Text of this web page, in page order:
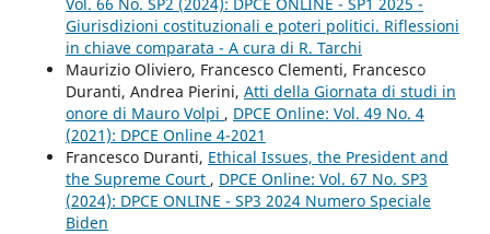
Giurisdizioni costituzionali e poteri politici. Riflessioni
in chiave comparata - A cura di R. Tarchi
Maurizio Oliviero, Francesco Clementi, Francesco
Duranti, Andrea Pierini, Atti della Giornata di studi in
onore di Mauro Volpi , DPCE Online: Vol. 49 No. 4
(2021): DPCE Online 4-2021
Francesco Duranti, Ethical Issues, the President and
the Supreme Court , DPCE Online: Vol. 67 No. SP3
(2024): DPCE ONLINE - SP3 2024 Numero Speciale
Biden